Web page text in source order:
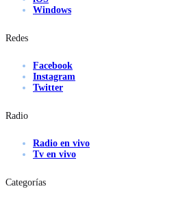
Windows
Redes
Facebook
Instagram
Twitter
Radio
Radio en vivo
Tv en vivo
Categorías